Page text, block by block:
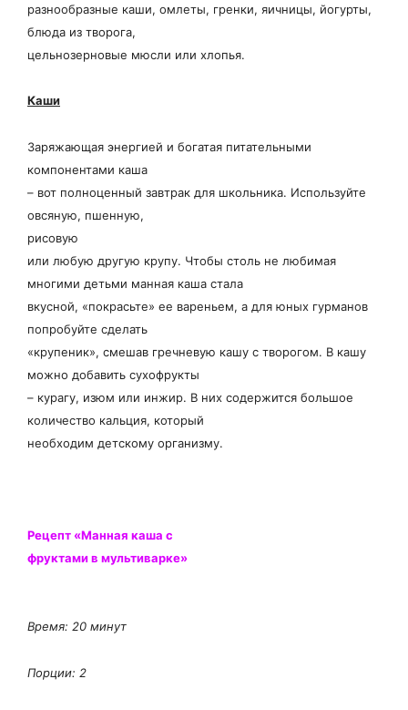
разнообразные каши, омлеты, гренки, яичницы, йогурты,
блюда из творога,
цельнозерновые мюсли или хлопья.
Каши
Заряжающая энергией и богатая питательными
компонентами каша
– вот полноценный завтрак для школьника. Используйте
овсяную, пшенную,
рисовую
или любую другую крупу. Чтобы столь не любимая
многими детьми манная каша стала
вкусной, «покрасьте» ее вареньем, а для юных гурманов
попробуйте сделать
«крупеник», смешав гречневую кашу с творогом. В кашу
можно добавить сухофрукты
– курагу, изюм или инжир. В них содержится большое
количество кальция, который
необходим детскому организму.
Рецепт «Манная каша с
фруктами в мультиварке»
Время: 20 минут
Порции: 2